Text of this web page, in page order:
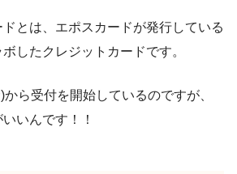
とは、エポスカードが発行している
ボしたクレジットカードです。
ら受付を開始しているのですが、
いんです！！